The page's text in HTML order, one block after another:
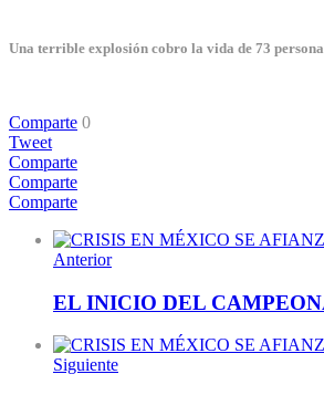
Una terrible explosión cobro la vida de 73
Comparte 0
Tweet
Comparte
Comparte
Comparte
Anterior
EL INICIO DEL
Siguiente